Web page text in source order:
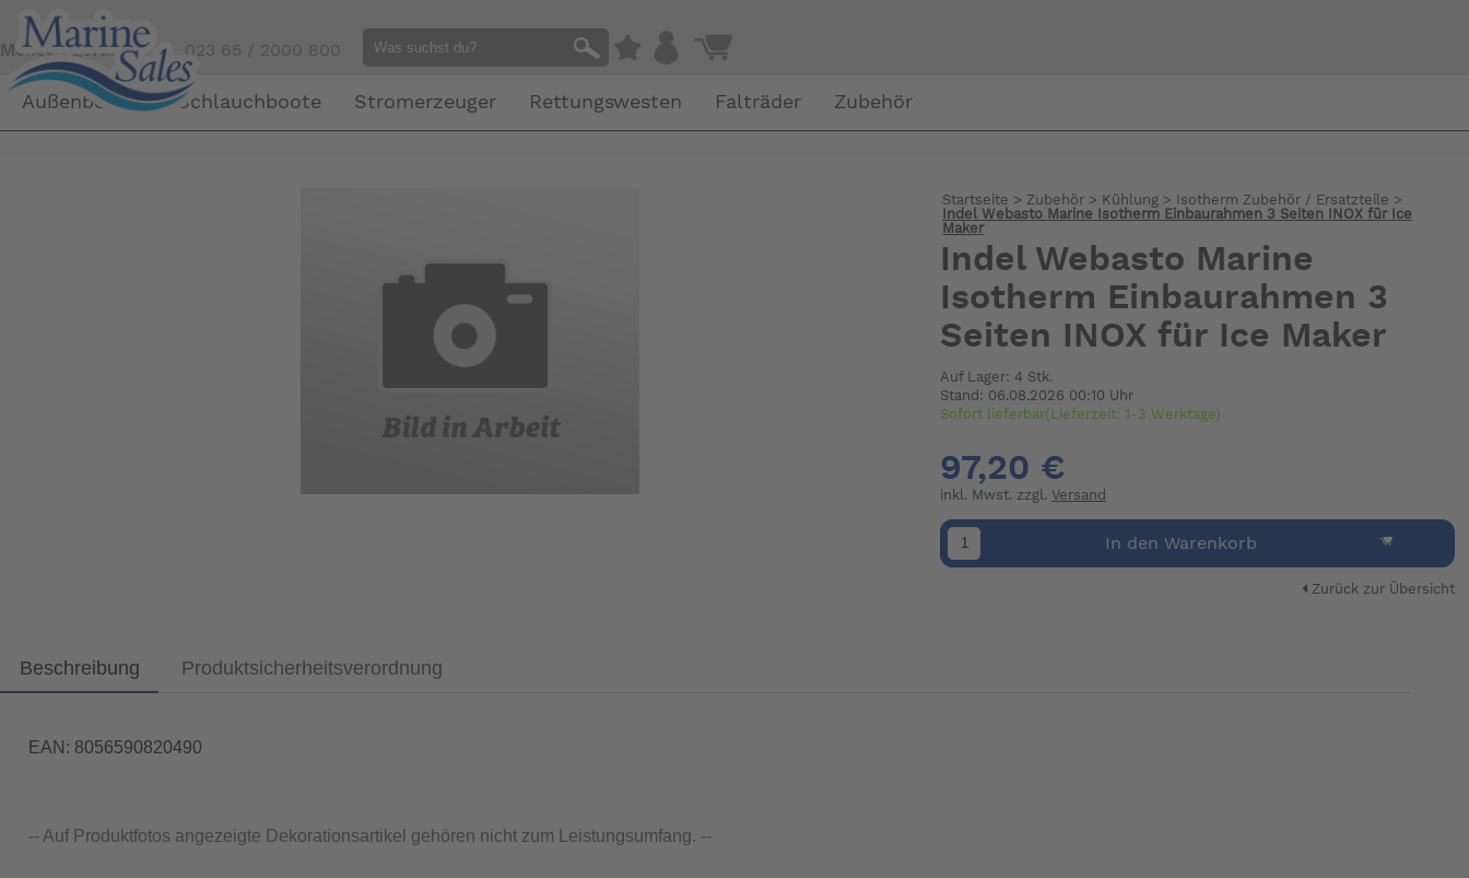
Mensch gefällig?Tel. 023 65 / 2000 800
Außenborder Schlauchboote Stromerzeuger Rettungswesten Falträder Zubehör
Startseite > Zubehör > Kühlung > Isotherm Zubehör / Ersatzteile >
Indel Webasto Marine Isotherm Einbaurahmen 3 Seiten INOX für Ice
Maker
Indel Webasto Marine
Isotherm Einbaurahmen 3
Seiten INOX für Ice Maker
Auf Lager: 4 Stk.
Stand: 06.08.2026 00:10 Uhr
Sofort lieferbar(Lieferzeit: 1-3 Werktage)
97,20 €
inkl. Mwst. zzgl.Versand
In den Warenkorb
Zurück zur Übersicht
Beschreibung Produktsicherheitsverordnung
EAN: 8056590820490
-- Auf Produktfotos angezeigte Dekorationsartikel gehören nicht zum Leistungsumfang. --